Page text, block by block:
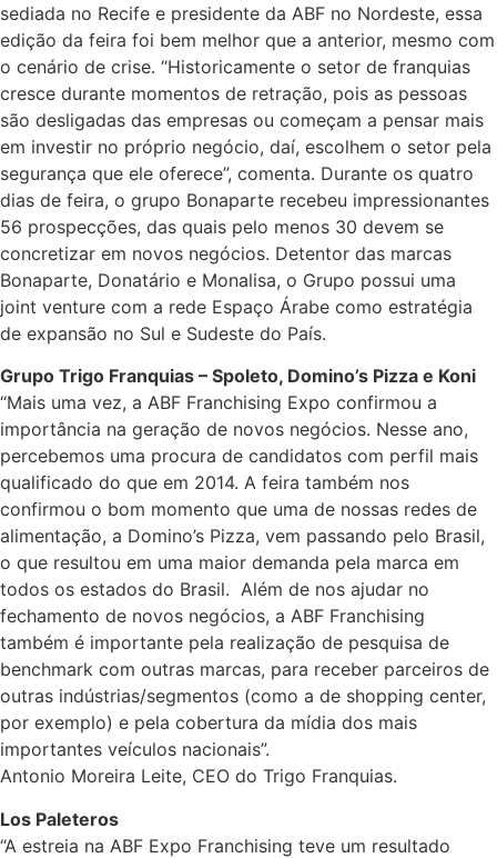
sediada no Recife e presidente da ABF no Nordeste, essa
edição da feira foi bem melhor que a anterior, mesmo com
o cenário de crise. “Historicamente o setor de franquias
cresce durante momentos de retração, pois as pessoas
são desligadas das empresas ou começam a pensar mais
em investir no próprio negócio, daí, escolhem o setor pela
segurança que ele oferece”, comenta. Durante os quatro
dias de feira, o grupo Bonaparte recebeu impressionantes
56 prospecções, das quais pelo menos 30 devem se
concretizar em novos negócios. Detentor das marcas
Bonaparte, Donatário e Monalisa, o Grupo possui uma
joint venture com a rede Espaço Árabe como estratégia
de expansão no Sul e Sudeste do País.
Grupo Trigo Franquias – Spoleto, Domino’s Pizza e Koni
“Mais uma vez, a ABF Franchising Expo confirmou a
importância na geração de novos negócios. Nesse ano,
percebemos uma procura de candidatos com perfil mais
qualificado do que em 2014. A feira também nos
confirmou o bom momento que uma de nossas redes de
alimentação, a Domino’s Pizza, vem passando pelo Brasil,
o que resultou em uma maior demanda pela marca em
todos os estados do Brasil. Além de nos ajudar no
fechamento de novos negócios, a ABF Franchising
também é importante pela realização de pesquisa de
benchmark com outras marcas, para receber parceiros de
outras indústrias/segmentos (como a de shopping center,
por exemplo) e pela cobertura da mídia dos mais
importantes veículos nacionais”.
Antonio Moreira Leite, CEO do Trigo Franquias.
Los Paleteros
“A estreia na ABF Expo Franchising teve um resultado